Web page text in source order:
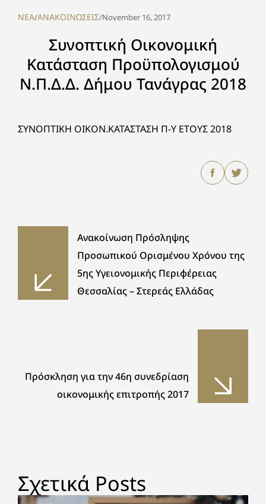
NEA/ΑΝΑΚΟΙΝΩΣΕΙΣ/November 16, 2017
Συνοπτική Οικονομική
Κατάσταση Προϋπολογισμού
Ν.Π.Δ.Δ. Δήμου Τανάγρας 2018
ΣΥΝΟΠΤΙΚΗ ΟΙΚΟΝ.ΚΑΤΑΣΤΑΣΗ Π-Υ ΕΤΟΥΣ 2018
Ανακοίνωση Πρόσληψης
Προσωπικού Ορισμένου Χρόνου της
5ης Υγειονομικής Περιφέρειας
Θεσσαλίας – Στερεάς Ελλάδας
Πρόσκληση για την 46η συνεδρίαση
οικονομικής επιτροπής 2017
Σχετικά Posts